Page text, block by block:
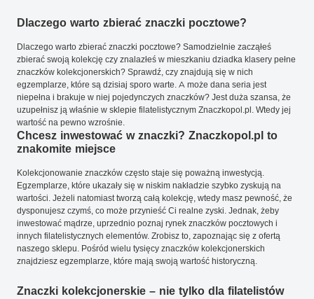
Dlaczego warto zbierać znaczki pocztowe?
Dlaczego warto zbierać znaczki pocztowe? Samodzielnie zacząłeś
zbierać swoją kolekcję czy znalazłeś w mieszkaniu dziadka klasery pełne
znaczków kolekcjonerskich? Sprawdź, czy znajdują się w nich
egzemplarze, które są dzisiaj sporo warte. A może dana seria jest
niepełna i brakuje w niej pojedynczych znaczków? Jest duża szansa, że
uzupełnisz ją właśnie w sklepie filatelistycznym Znaczkopol.pl. Wtedy jej
wartość na pewno wzrośnie.
Chcesz inwestować w znaczki? Znaczkopol.pl to
znakomite miejsce
Kolekcjonowanie znaczków często staje się poważną inwestycją.
Egzemplarze, które ukazały się w niskim nakładzie szybko zyskują na
wartości. Jeżeli natomiast tworzą całą kolekcję, wtedy masz pewność, że
dysponujesz czymś, co może przynieść Ci realne zyski. Jednak, żeby
inwestować mądrze, uprzednio poznaj rynek znaczków pocztowych i
innych filatelistycznych elementów. Zrobisz to, zapoznając się z ofertą
naszego sklepu. Pośród wielu tysięcy znaczków kolekcjonerskich
znajdziesz egzemplarze, które mają swoją wartość historyczną.
Znaczki kolekcjonerskie – nie tylko dla filatelistów